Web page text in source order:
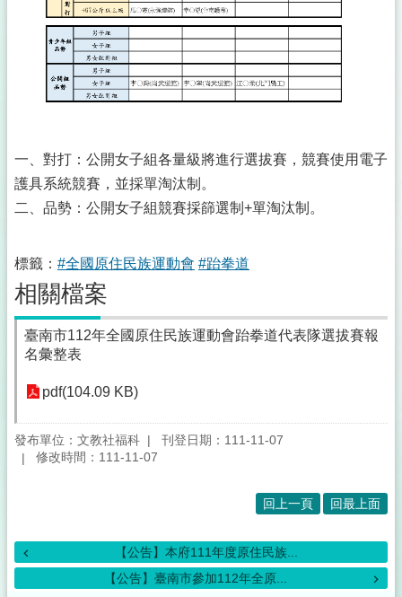
一、對打：公開女子組各量級將進行選拔賽，競賽使用電子
護具系統競賽，並採單淘汰制。
二、品勢：公開女子組競賽採篩選制+單淘汰制。
標籤： #全國原住民族運動會 #跆拳道
相關檔案
臺南市112年全國原住民族運動會跆拳道代表隊選拔賽報
名彙整表
pdf(104.09 KB)
發布單位：文教社福科
刊登日期：111-11-07
修改時間：111-11-07
回上一頁 回最上面
【公告】本府111年度原住民族...
【公告】臺南市參加112年全原...